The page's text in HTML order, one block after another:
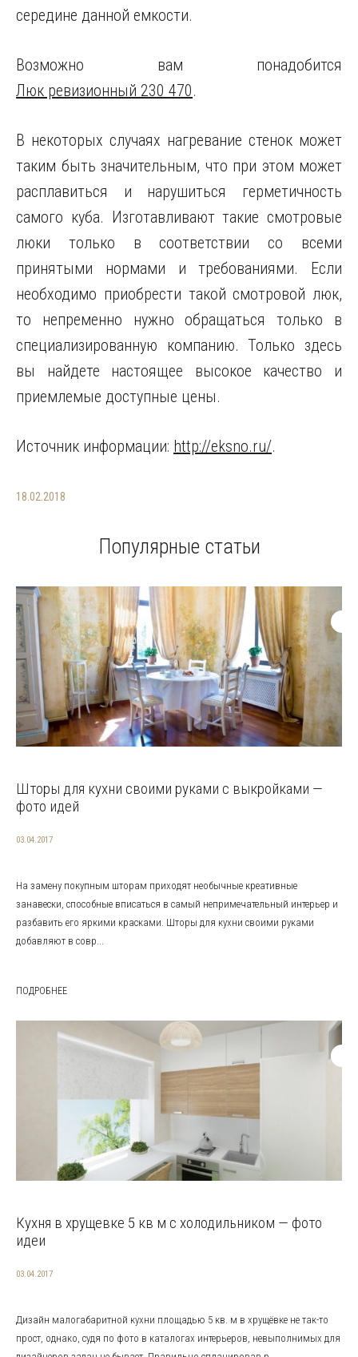
середине данной емкости.
Возможно вам понадобится
Люк ревизионный 230 470.
В некоторых случаях нагревание стенок может
таким быть значительным, что при этом может
расплавиться и нарушиться герметичность
самого куба. Изготавливают такие смотровые
люки только в соответствии со всеми
принятыми нормами и требованиями. Если
необходимо приобрести такой смотровой люк,
то непременно нужно обращаться только в
специализированную компанию. Только здесь
вы найдете настоящее высокое качество и
приемлемые доступные цены.
Источник информации: http://eksno.ru/.
18.02.2018
Популярные статьи
Шторы для кухни своими руками с выкройками —
фото идей
03.04.2017
На замену покупным шторам приходят необычные креативные
занавески, способные вписаться в самый непримечательный интерьер и
разбавить его яркими красками. Шторы для кухни своими руками
добавляют в совр...
ПОДРОБНЕЕ
Кухня в хрущевке 5 кв м с холодильником — фото
идеи
03.04.2017
Дизайн малогабаритной кухни площадью 5 кв. м в хрущёвке не так-то
прост, однако, судя по фото в каталогах интерьеров, невыполнимых для